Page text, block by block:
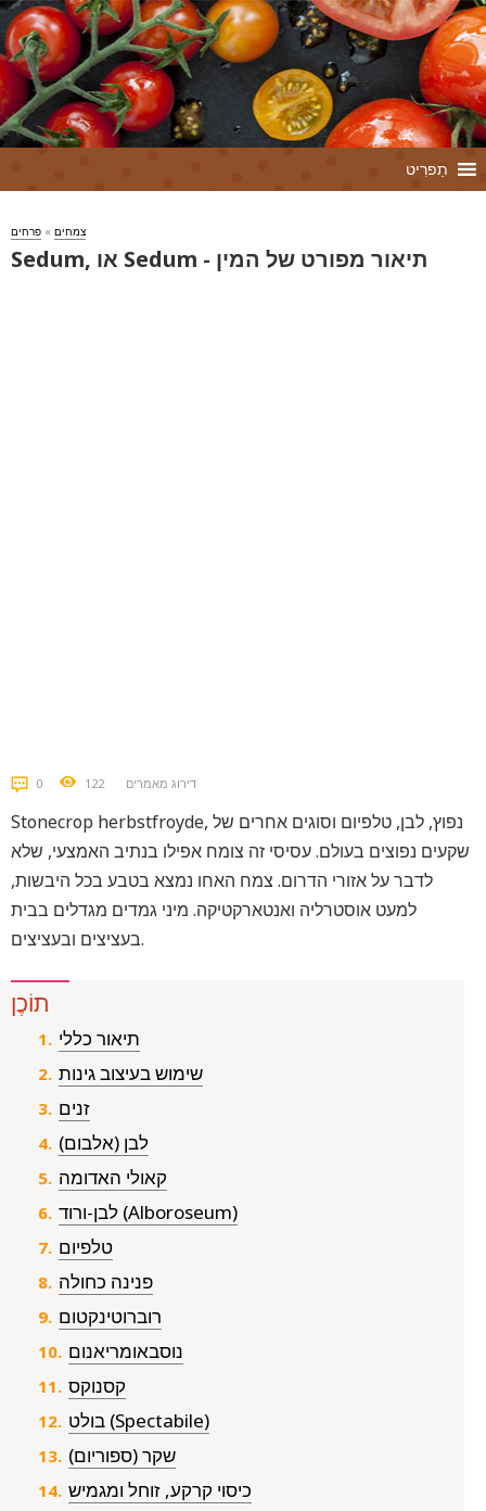
תַפרִיט
צמחים » פרחים
Sedum, או Sedum - תיאור מפורט של המין
0 122 דירוג מאמרים
Stonecrop herbstfroyde, נפוץ, לבן, טלפיום וסוגים אחרים של
שקעים נפוצים בעולם. עסיסי זה צומח אפילו בנתיב האמצעי, שלא
לדבר על אזורי הדרום. צמח האחו נמצא בטבע בכל היבשות,
למעט אוסטרליה ואנטארקטיקה. מיני גמדים מגדלים בבית
בעציצים ובעציצים.
תוֹכֶן
תיאור כללי
שימוש בעיצוב גינות
זנים
לבן (אלבום)
קאולי האדומה
לבן-ורוד (Alboroseum)
טלפיום
פנינה כחולה
רוברוטינקטום
נוסבאומריאנום
קסנוקס
בולט (Spectabile)
שקר (ספוריום)
כיסוי קרקע, זוחל ומגמיש